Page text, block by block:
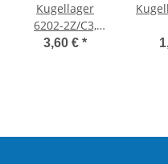
Kugellager
6202-2Z/C3,
Premiumlager
3,60 € *